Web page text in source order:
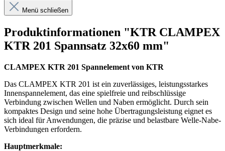
Menü schließen
Produktinformationen "KTR CLAMPEX
KTR 201 Spannsatz 32x60 mm"
CLAMPEX KTR 201 Spannelement von KTR
Das CLAMPEX KTR 201 ist ein zuverlässiges, leistungsstarkes
Innenspannelement, das eine spielfreie und reibschlüssige
Verbindung zwischen Wellen und Naben ermöglicht. Durch sein
kompaktes Design und seine hohe Übertragungsleistung eignet es
sich ideal für Anwendungen, die präzise und belastbare Welle-Nabe-
Verbindungen erfordern.
Hauptmerkmale: